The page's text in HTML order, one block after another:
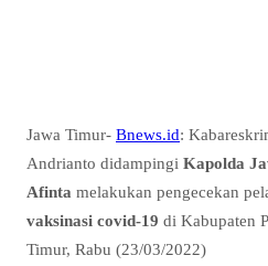
Jawa Timur- Bnews.id:
Andrianto didampingi Kapolda
Afinta melakukan pengecekan
vaksinasi covid-19 di Kabupaten
Timur, Rabu (23/03/2022)